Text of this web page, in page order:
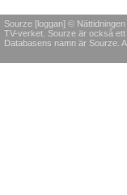
Sourze [loggan] ©
TV-verket. Sourze är också
Databasens namn är Sourze.